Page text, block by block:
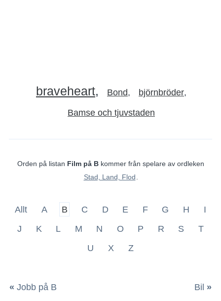
braveheart Bond björnbröder
Bamse och tjuvstaden
Orden på listan Film på Bkommer från spelare av ordleken
Stad, Land, Flod
Allt A B C D E F G H
I
J
K L M N O P R S
T
U
X Z
« Jobb på B Bil »